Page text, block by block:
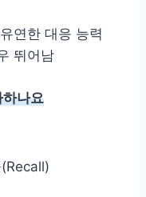
연한 대응 능력
뛰어남
하나요